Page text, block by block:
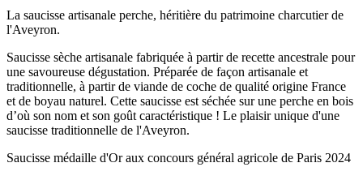
La saucisse artisanale perche, héritière du patrimoine charcutier de
l'Aveyron.
Saucisse sèche artisanale fabriquée à partir de recette ancestrale pour
une savoureuse dégustation. Préparée de façon artisanale et
traditionnelle, à partir de viande de coche de qualité origine France
et de boyau naturel. Cette saucisse est séchée sur une perche en bois
d’où son nom et son goût caractéristique ! Le plaisir unique d'une
saucisse traditionnelle de l'Aveyron.
Saucisse médaille d'Or aux concours général agricole de Paris 2024